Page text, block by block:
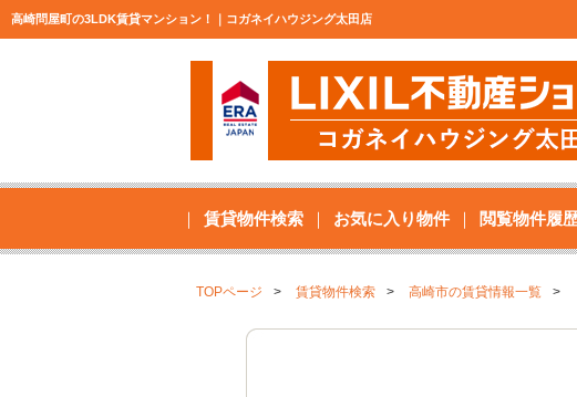
高崎問屋町の3LDK賃貸マンション！｜コガネイハウジング太田店
賃貸物件検索 お気に入り物件 閲覧物件履
TOPページ 賃貸物件検索 高崎市の賃貸情報一覧